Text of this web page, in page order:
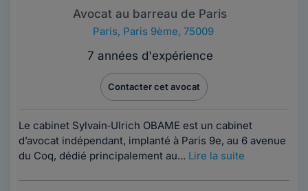
Avocat au barreau de Paris
Paris, Paris 9ème, 75009
7 années d'expérience
Contacter cet avocat
Le cabinet Sylvain‑Ulrich OBAME est un cabinet
d’avocat indépendant, implanté à Paris 9e, au 6 avenue
du Coq, dédié principalement au... Lire la suite